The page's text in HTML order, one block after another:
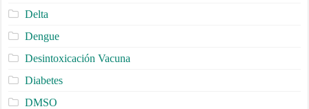
Delta
Dengue
Desintoxicación Vacuna
Diabetes
DMSO